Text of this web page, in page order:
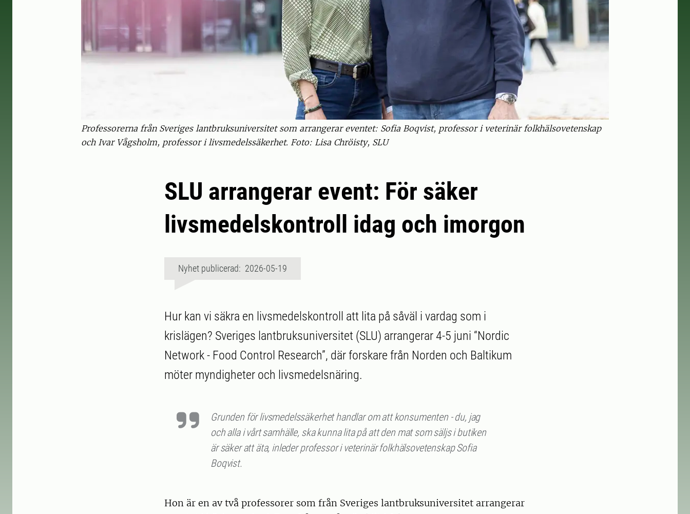
Professorerna från Sveriges lantbruksuniversitet som arrangerar eventet: Sofia Boqvist, professor i veterinär folkhälsovetenskap
och Ivar Vågsholm, professor i livsmedelssäkerhet. Foto: Lisa Chröisty, SLU
SLU arrangerar event: För säker
livsmedelskontroll idag och imorgon
Nyhet publicerad: 2026-05-19
Hur kan vi säkra en livsmedelskontroll att lita på såväl i vardag som i
krislägen? Sveriges lantbruksuniversitet (SLU) arrangerar 4-5 juni “Nordic
Network - Food Control Research”, där forskare från Norden och Baltikum
möter myndigheter och livsmedelsnäring.
Grunden för livsmedelssäkerhet handlar om att konsumenten - du, jag
och alla i vårt samhälle, ska kunna lita på att den mat som säljs i butiken
är säker att äta, inleder professor i veterinär folkhälsovetenskap Sofia
Boqvist.
Hon är en av två professorer som från Sveriges lantbruksuniversitet arrangerar